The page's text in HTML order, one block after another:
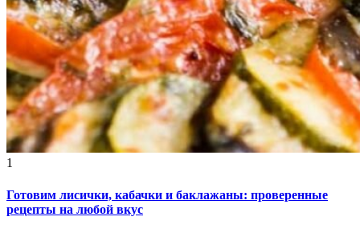
1
Готовим лисички, кабачки и баклажаны: проверенные
рецепты на любой вкус